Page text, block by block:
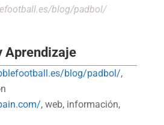
blog/padbol/
Aprendizaje
blog/padbol/,
, web, información,